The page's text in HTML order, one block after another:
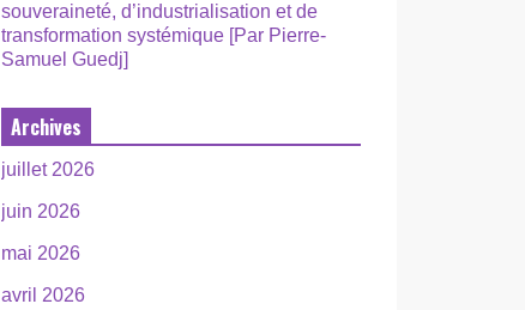
souveraineté, d’industrialisation et de
transformation systémique [Par Pierre-
Samuel Guedj]
Archives
juillet 2026
juin 2026
mai 2026
avril 2026